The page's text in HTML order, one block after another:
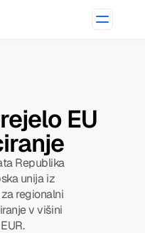
EU
Republika
unija iz
regionalni
v višini